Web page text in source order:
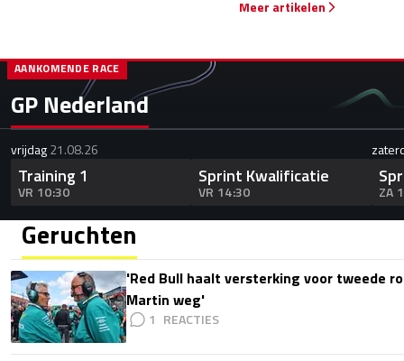
Meer artikelen
GP Nederland
AANKOMENDE RACE
vrijdag21.08.26
Training 1
VR 10:30
Sprint Kwalificatie
VR 14:30 ZA
Geruchten
'Red Bull haalt versterking voor tweede
Martin weg'
1